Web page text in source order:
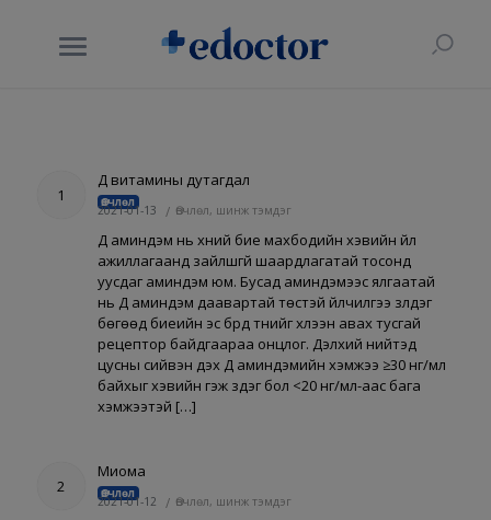
1
Д витамины дутагдал
Өвчлөл
2021-01-13 / Өвчлөл, шинж тэмдэг
Д аминдэм нь хүний бие махбодийн хэвийн үйл
ажиллагаанд зайлшгүй шаардлагатай тосонд
уусдаг аминдэм юм. Бусад аминдэмээс ялгаатай
нь Д аминдэм даавартай төстэй үйлчилгээ үзүүлдэг
бөгөөд биеийн эс бүрд түүнийг хүлээн авах тусгай
рецептор байдгаараа онцлог. Дэлхий нийтэд
цусны сийвэн дэх Д аминдэмийн хэмжээ ≥30 нг/мл
байхыг хэвийн гэж үздэг бол <20 нг/мл-аас бага
хэмжээтэй […]
2
Миома
Өвчлөл
2021-01-12 / Өвчлөл, шинж тэмдэг